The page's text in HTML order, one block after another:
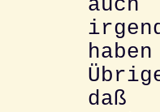
daß